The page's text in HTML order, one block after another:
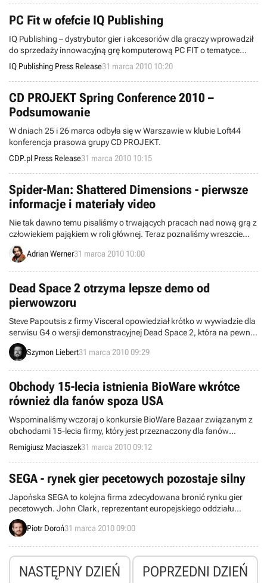
PC Fit w ofefcie IQ Publishing
IQ Publishing – dystrybutor gier i akcesoriów dla graczy wprowadził
do sprzedaży innowacyjną grę komputerową PC FIT o tematyce
fitness, która pozwala w domowym zaciszu wykonywać ćwiczenia
przygotowane przez profesjonalnych instruktorów.
IQ Publishing Press Release31 marca 2010 10:20
CD PROJEKT Spring Conference 2010 –
Podsumowanie
W dniach 25 i 26 marca odbyła się w Warszawie w klubie Loft44
konferencja prasowa grupy CD PROJEKT.
CDP.pl Press Release31 marca 2010 10:15
Spider-Man: Shattered Dimensions - pierwsze
informacje i materiały video
Nie tak dawno temu pisaliśmy o trwających pracach nad nową grą z
człowiekiem pająkiem w roli głównej. Teraz poznaliśmy wreszcie
pierwsze konkretne informacje na jej temat.
Adrian Werner31 marca 2010 10:00
Dead Space 2 otrzyma lepsze demo od
pierwowzoru
Steve Papoutsis z firmy Visceral opowiedział krótko w wywiadzie dla
serwisu G4 o wersji demonstracyjnej Dead Space 2, która na pewno
pojawi się w przyszłości (data premiery samej gry nie jest jeszcze
znana). Twórcy zamierzają stworzyć znacznie lepsze demo niż w
Szymon Liebert31 marca 2010 09:29
Obchody 15-lecia istnienia BioWare wkrótce
również dla fanów spoza USA
Wspominaliśmy wczoraj o konkursie BioWare Bazaar związanym z
obchodami 15-lecia firmy, który jest przeznaczony dla fanów
BioWare mieszkających w Stanach Zjednoczonych. To ograniczenie
terytorialne wywołało duże niezadowolenie fanów z całego świata.
W związku z tym szefowie BioWare wystosowali oficjalne
oświadczenie, w którym tłumaczą się z zaistniałej sytuacji.
Remigiusz Maciaszek31 marca 2010 09:12
SEGA - rynek gier pecetowych pozostaje silny
Japońska SEGA to kolejna firma zdecydowana bronić rynku gier
pecetowych. John Clark, reprezentant europejskiego oddziału
koncernu, oznajmił w rozmowie z brytyjskim serwisem MCV, że
pozycja PC w kontekście sprzedaży gier jest niezmiennie silna.
Piotr Doroń31 marca 2010 09:00
NASTĘPNY DZIEŃ POPRZEDNI DZIEŃ